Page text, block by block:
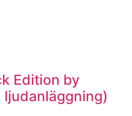
Edition by
ljudanläggning)